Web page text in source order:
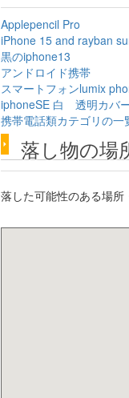
Applepencil Pro
iPhone 15 and rayban
黒のiphone13
アンドロイド携帯
スマートフォンlumix
iphoneSE 白 透明カバ
携帯電話類カテゴリの一
落し物の場
落した可能性のある場所